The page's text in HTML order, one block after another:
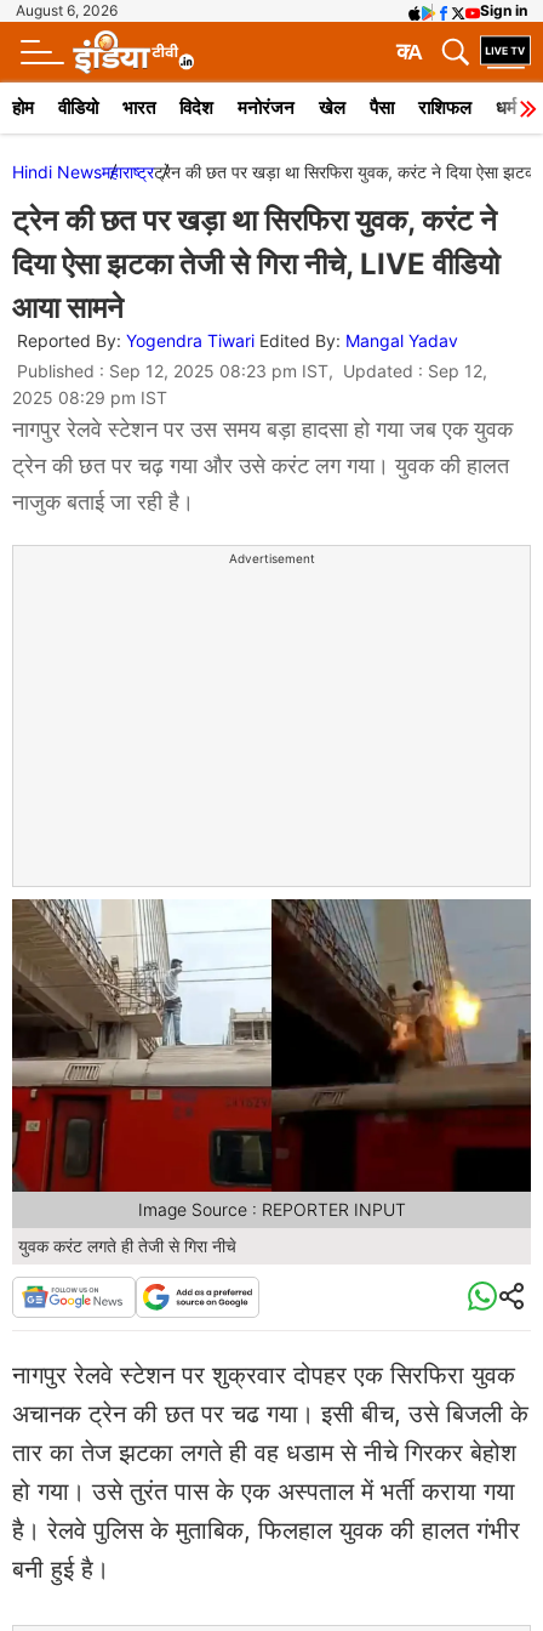
August 6, 2026 Sign in
A
क
होम वीडियो भारत विदेश मनोरंजन खेल पैसा राशिफल धर्म
Hindi Newsमहाराष्ट्रट्रेन की छत पर खड़ा था सिरफिरा युवक, करंट ने दिया ऐसा
ट्रेन की छत पर खड़ा था सिरफिरा युवक, करंट ने
दिया ऐसा झटका तेजी से गिरा नीचे, LIVE वीडियो
आया सामने
Reported By: Yogendra Tiwari Edited By: Mangal Yadav
Published : Sep 12, 2025 08:23 pm IST, Updated : Sep 12,
2025 08:29 pm IST
नागपुर रेलवे स्टेशन पर उस समय बड़ा हादसा हो गया जब एक युवक
ट्रेन की छत पर चढ़ गया और उसे करंट लग गया। युवक की हालत
नाजुक बताई जा रही है।
Advertisement
युवक करंट लगते ही तेजी से गिरा नीचे
Image Source : REPORTER INPUT
नागपुर रेलवे स्टेशन पर शुक्रवार दोपहर एक सिरफिरा युवक
अचानक ट्रेन की छत पर चढ गया। इसी बीच, उसे बिजली के
तार का तेज झटका लगते ही वह धडाम से नीचे गिरकर बेहोश
हो गया। उसे तुरंत पास के एक अस्पताल में भर्ती कराया गया
है। रेलवे पुलिस के मुताबिक, फिलहाल युवक की हालत गंभीर
बनी हुई है।